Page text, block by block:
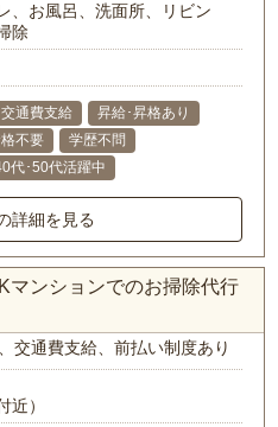
、お風呂、洗面所、リビン
除
交通費支給
昇給･昇格あり
不要
学歴不問
代･50代活躍中
詳細を見る
マンションでのお掃除代行
、交通費支給、前払い制度あり
近）